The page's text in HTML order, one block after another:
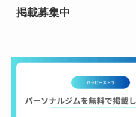
掲載募集中